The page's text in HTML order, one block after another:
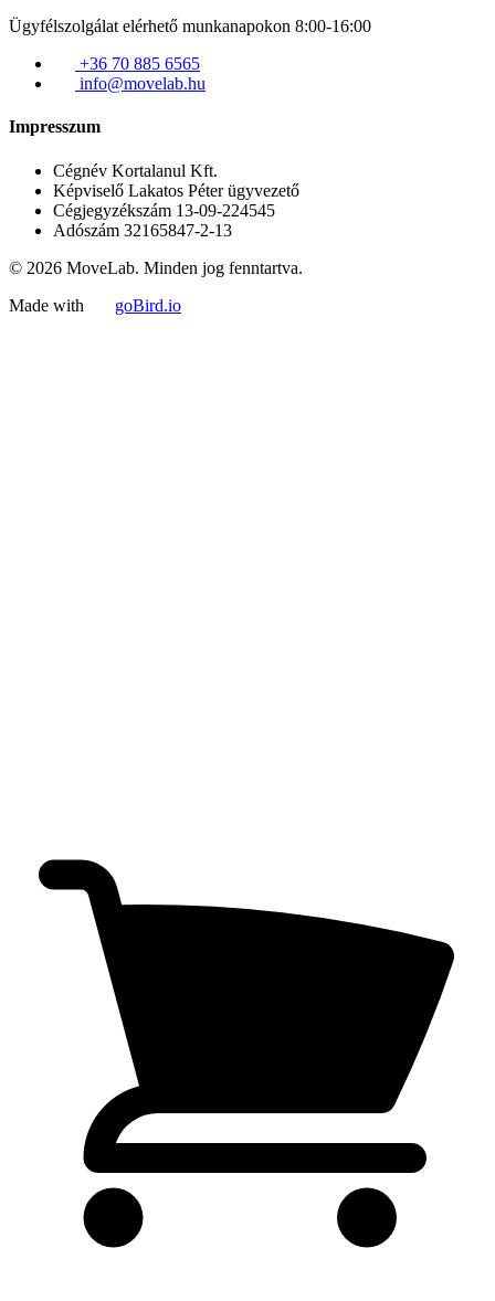
Ügyfélszolgálat elérhető munkanapokon 8:00-16:00
+36 70 885 6565
info@movelab.hu
Impresszum
Cégnév Kortalanul Kft.
Képviselő Lakatos Péter ügyvezető
Cégjegyzékszám 13-09-224545
Adószám 32165847-2-13
© 2026 MoveLab. Minden jog fenntartva.
Made with
goBird.io